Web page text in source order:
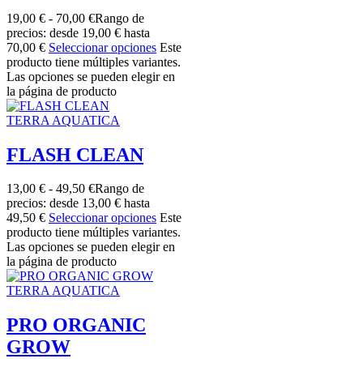
19,00 € - 70,00 €Rango de
precios: desde 19,00 € hasta
70,00 € Seleccionar opciones Este
producto tiene múltiples variantes.
Las opciones se pueden elegir en
la página de producto
TERRA AQUATICA
FLASH CLEAN
13,00 € - 49,50 €Rango de
precios: desde 13,00 € hasta
49,50 € Seleccionar opciones Este
producto tiene múltiples variantes.
Las opciones se pueden elegir en
la página de producto
TERRA AQUATICA
PRO ORGANIC
GROW